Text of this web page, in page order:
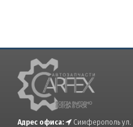
Адрес офиса:
Симферополь ул.